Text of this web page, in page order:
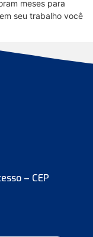
meses para
seu trabalho você
– CEP